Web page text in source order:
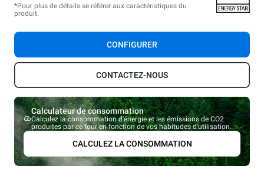
*Pour plus de détails se référer aux caractéristiques du
produit.
CONFIGURER
CONTACTEZ-NOUS
Calculateur de consommation
Calculez la consommation d'énergie et les émissions de CO2
produites par ce four en fonction de vos habitudes d'utilisation.
CALCULEZ LA CONSOMMATION